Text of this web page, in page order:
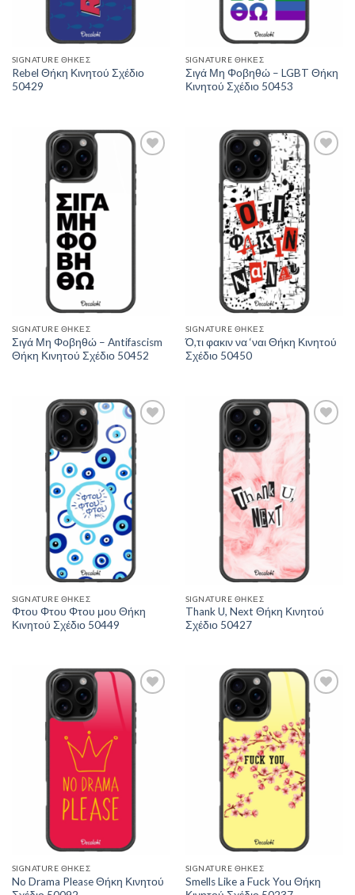
SIGNATURE ΘΉΚΕΣ
Rebel Θήκη Κινητού Σχέδιο
50429
SIGNATURE ΘΉΚΕΣ
Σιγά Μη Φοβηθώ – LGBT Θήκη
Κινητού Σχέδιο 50453
Add to
Wishlist
SIGNATURE ΘΉΚΕΣ
Σιγά Μη Φοβηθώ – Antifascism
Θήκη Κινητού Σχέδιο 50452
Add to
Wishlist
SIGNATURE ΘΉΚΕΣ
Ό,τι φακιν να ‘ναι Θήκη Κινητού
Σχέδιο 50450
Add to
Wishlist
SIGNATURE ΘΉΚΕΣ
Φτου Φτου Φτου μου Θήκη
Κινητού Σχέδιο 50449
Add to
Wishlist
SIGNATURE ΘΉΚΕΣ
Thank U, Next Θήκη Κινητού
Σχέδιο 50427
Add to
Wishlist
SIGNATURE ΘΉΚΕΣ
No Drama Please Θήκη Κινητού
Add to
Wishlist
SIGNATURE ΘΉΚΕΣ
Smells Like a Fuck You Θήκη